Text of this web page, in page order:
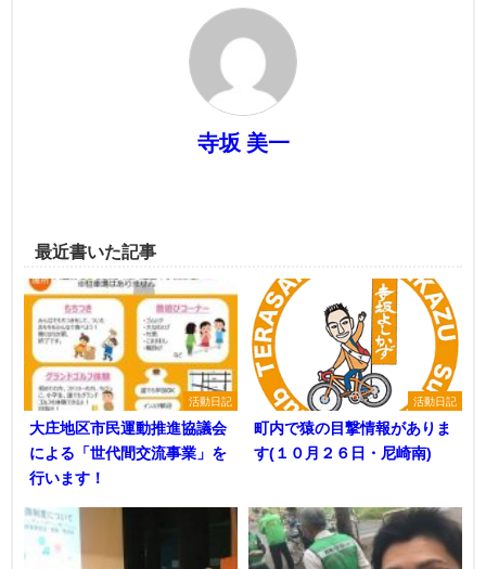
寺坂 美一
最近書いた記事
活動日記
大庄地区市民運動推進協議会
による「世代間交流事業」を
行います！
活動日記
町内で猿の目撃情報がありま
す(１０月２６日・尼崎南)